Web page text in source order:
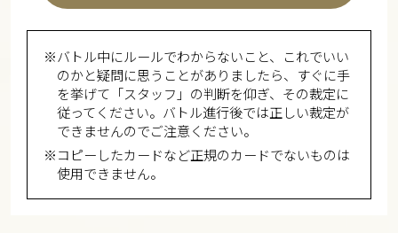
※バトル中にルールでわからないこと、これでいい
のかと疑問に思うことがありましたら、すぐに手
を挙げて「スタッフ」の判断を仰ぎ、その裁定に
従ってください。バトル進行後では正しい裁定が
できませんのでご注意ください。
※コピーしたカードなど正規のカードでないものは
使用できません。